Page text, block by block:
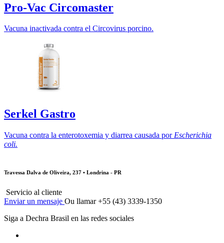
Pro-Vac Circomaster
Vacuna inactivada contra el Circovirus porcino.
Serkel Gastro
Vacuna contra la enterotoxemia y diarrea causada por Escherichia
coli.
Travessa Dalva de Oliveira, 237 • Londrina - PR
Servicio al cliente
Enviar un mensaje Ou llamar +55 (43) 3339-1350
Siga a Dechra Brasil en las redes sociales